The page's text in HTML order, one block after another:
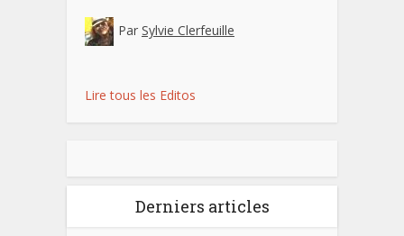
Par Sylvie Clerfeuille
Lire tous les Editos
Derniers articles